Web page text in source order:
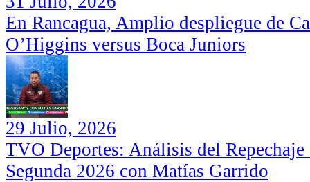
En Rancagua, Amplio despliegue de
O’Higgins versus Boca Juniors
29 Julio, 2026
TVO Deportes: Análisis del
Segunda 2026 con Matías Garrido